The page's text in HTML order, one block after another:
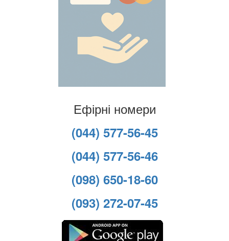
Ефірні номери
(044) 577-56-45
(044) 577-56-46
(098) 650-18-60
(093) 272-07-45